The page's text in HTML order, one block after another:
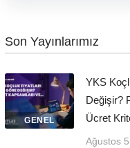
Son Yayınlarımız
GENEL
YKS
Değişir?
Ücret
Ağustos